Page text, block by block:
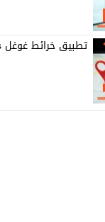
تطبيق خرائط غوغل Google Maps